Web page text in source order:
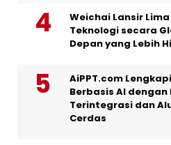
Weichai Lansir
Teknologi secara
Depan yang Lebih
AiPPT.com
Berbasis AI dengan
Terintegrasi dan
Cerdas